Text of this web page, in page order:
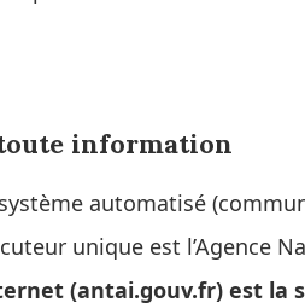
information
automatisé
unique est l’Agence
(antai.gouv.fr) est la